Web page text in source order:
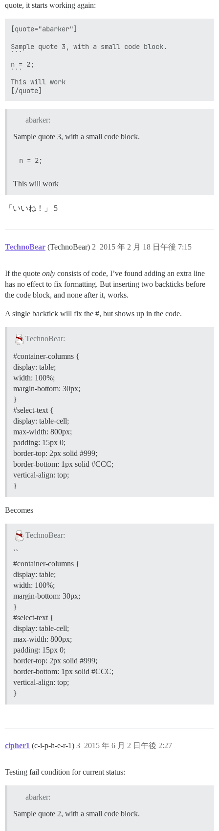
quote, it starts working again:
[quote="abarker"]
Sample quote 3, with a small code block.
n = 2;
This will work
abarker:
Sample quote 3, with a small code block.
This will work
「いいね！」 5
TechnoBear (TechnoBear) 2015 年 2 月 18 日午後 7:15
2
If the quote only consists of code, I’ve found adding an extra line
has no effect to fix formatting. But inserting two backticks before
the code block, and none after it, works.
A single backtick will fix the #, but shows up in the code.
TechnoBear:
#container-columns {
display: table;
width: 100%;
margin-bottom: 30px;
}
#select-text {
display: table-cell;
max-width: 800px;
padding: 15px 0;
border-top: 2px solid #999;
border-bottom: 1px solid #CCC;
vertical-align: top;
}
Becomes
TechnoBear:
``
#container-columns {
display: table;
width: 100%;
margin-bottom: 30px;
}
#select-text {
display: table-cell;
max-width: 800px;
padding: 15px 0;
border-top: 2px solid #999;
border-bottom: 1px solid #CCC;
vertical-align: top;
}
cipher1 (c-i-p-h-e-r-1) 2015 年 6 月 2 日午後 2:27
3
Testing fail condition for current status:
abarker:
Sample quote 2, with a small code block.